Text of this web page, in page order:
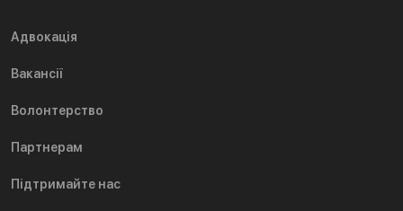
Адвокація
Вакансії
Волонтерство
Партнерам
Підтримайте нас